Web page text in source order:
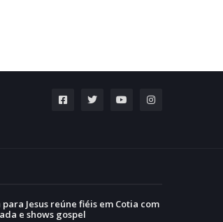
Jesus reúne fiéis em Cotia com
e shows gospel